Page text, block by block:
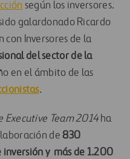
según los inversores.
galardonado Ricardo
con Inversores de la
del sector de la
en el ámbito de las
.
Executive Team 2014ha
de830
inversión y más de 1.200